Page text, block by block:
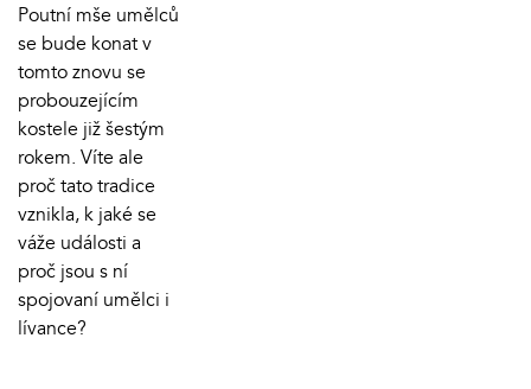
Poutní mše umělců
se bude konat v
tomto znovu se
probouzejícím
kostele již šestým
rokem. Víte ale
proč tato tradice
vznikla, k jaké se
váže události a
proč jsou s ní
spojovaní umělci i
lívance?